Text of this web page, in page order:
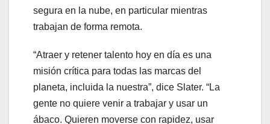
segura en la nube, en particular mientras
trabajan de forma remota.
“Atraer y retener talento hoy en día es una
misión crítica para todas las marcas del
planeta, incluida la nuestra”, dice Slater. “La
gente no quiere venir a trabajar y usar un
ábaco. Quieren moverse con rapidez, usar